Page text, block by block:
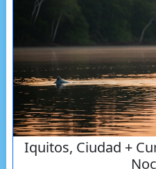
Iquitos, Ciudad +